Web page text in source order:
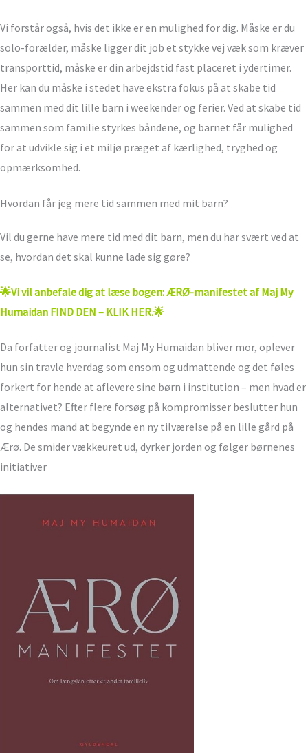
Vi forstår også, hvis det ikke er en mulighed for dig. Måske er du
solo-forælder, måske ligger dit job et stykke vej væk som kræver
transporttid, måske er din arbejdstid fast placeret i ydertimer.
Her kan du måske i stedet have ekstra fokus på at skabe tid
sammen med dit lille barn i weekender og ferier. Ved at skabe tid
sammen som familie styrkes båndene, og barnet får mulighed
for at udvikle sig i et miljø præget af kærlighed, tryghed og
opmærksomhed.
Hvordan får jeg mere tid sammen med mit barn?
Vil du gerne have mere tid med dit barn, men du har svært ved at
se, hvordan det skal kunne lade sig gøre?
🌟Vi vil anbefale dig at læse bogen: ÆRØ-manifestet af Maj My
Humaidan FIND DEN – KLIK HER.🌟
Da forfatter og journalist Maj My Humaidan bliver mor, oplever
hun sin travle hverdag som ensom og udmattende og det føles
forkert for hende at aflevere sine børn i institution – men hvad er
alternativet? Efter flere forsøg på kompromisser beslutter hun
og hendes mand at begynde en ny tilværelse på en lille gård på
Ærø. De smider vækkeuret ud, dyrker jorden og følger børnenes
initiativer